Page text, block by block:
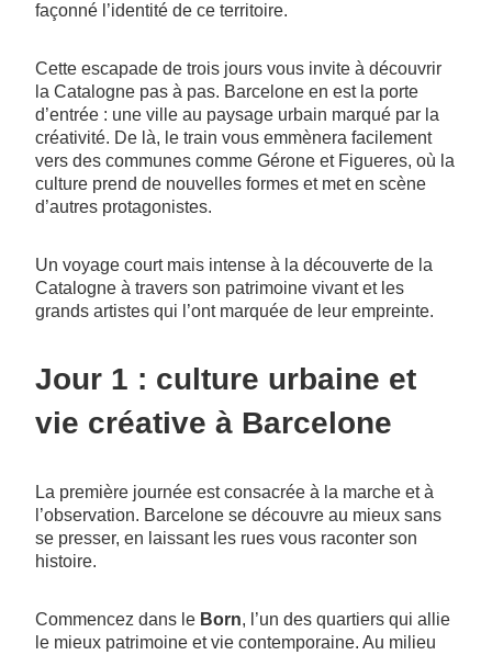
façonné l’identité de ce territoire.
Cette escapade de trois jours vous invite à découvrir
la Catalogne pas à pas. Barcelone en est la porte
d’entrée : une ville au paysage urbain marqué par la
créativité. De là, le train vous emmènera facilement
vers des communes comme Gérone et Figueres, où la
culture prend de nouvelles formes et met en scène
d’autres protagonistes.
Un voyage court mais intense à la découverte de la
Catalogne à travers son patrimoine vivant et les
grands artistes qui l’ont marquée de leur empreinte.
Jour 1 : culture urbaine et
vie créative à Barcelone
La première journée est consacrée à la marche et à
l’observation. Barcelone se découvre au mieux sans
se presser, en laissant les rues vous raconter son
histoire.
Commencez dans le Born, l’un des quartiers qui allie
le mieux patrimoine et vie contemporaine. Au milieu